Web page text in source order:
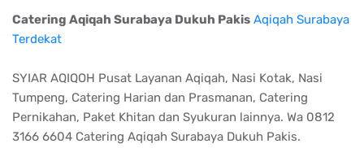
Catering Aqiqah Surabaya Dukuh Pakis Aqiqah Surabaya
Terdekat
SYIAR AQIQOH Pusat Layanan Aqiqah, Nasi Kotak, Nasi
Tumpeng, Catering Harian dan Prasmanan, Catering
Pernikahan, Paket Khitan dan Syukuran lainnya. Wa 0812
3166 6604 Catering Aqiqah Surabaya Dukuh Pakis.